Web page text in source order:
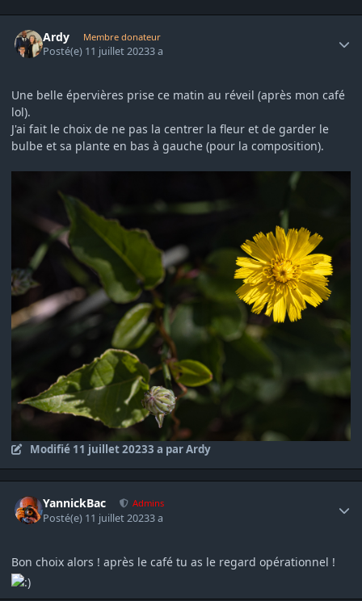
Ardy Membre donateur
Posté(e) 11 juillet 20233 a
Une belle épervières prise ce matin au réveil (après mon café
lol).
J'ai fait le choix de ne pas la centrer la fleur et de garder le
bulbe et sa plante en bas à gauche (pour la composition).
Modifié 11 juillet 20233 a par Ardy
YannickBac Admins
Posté(e) 11 juillet 20233 a
Bon choix alors ! après le café tu as le regard opérationnel !